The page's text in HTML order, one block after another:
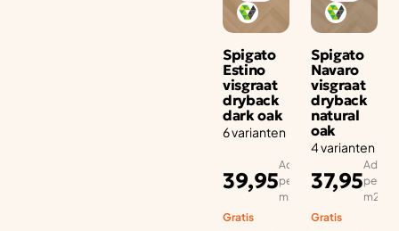
Spigato
Estino
visgraat
dryback
dark oak
6 varianten
39,95
Adviesprijs
per aantal
m2
Gratis
Spigato
Navaro
visgraat
dryback
natural
oak
4 varianten
37,95per
m2
Gratis